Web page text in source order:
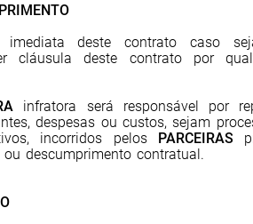
imediata deste contrato caso
cláusula deste contrato por
infratora será responsável por
despesas ou custos, sejam
incorridos pelos PARCEIRAS
descumprimento contratual.